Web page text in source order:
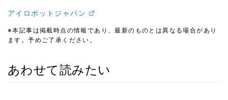
アイロボットジャパン
※本記事は掲載時点の情報であり、最新のものとは異なる場合があり
ます。予めご了承ください。
あわせて読みたい